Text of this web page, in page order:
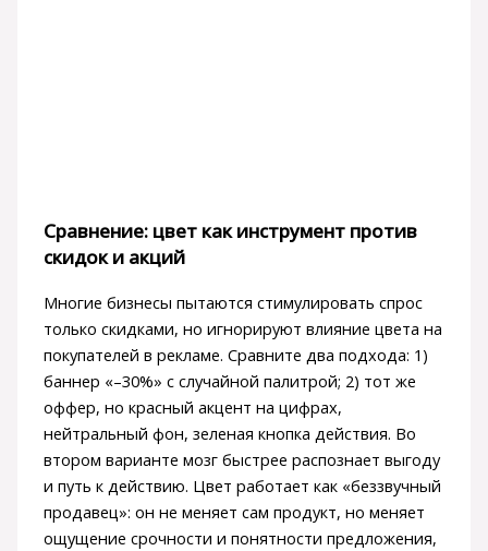
Сравнение: цвет как инструмент против
скидок и акций
Многие бизнесы пытаются стимулировать спрос
только скидками, но игнорируют влияние цвета на
покупателей в рекламе. Сравните два подхода: 1)
баннер «–30%» с случайной палитрой; 2) тот же
оффер, но красный акцент на цифрах,
нейтральный фон, зеленая кнопка действия. Во
втором варианте мозг быстрее распознает выгоду
и путь к действию. Цвет работает как «беззвучный
продавец»: он не меняет сам продукт, но меняет
ощущение срочности и понятности предложения,